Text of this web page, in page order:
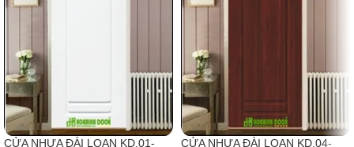
CỬA NHỰA ĐÀI LOAN KD.01-
CỬA NHỰA ĐÀI LOAN KD.04-